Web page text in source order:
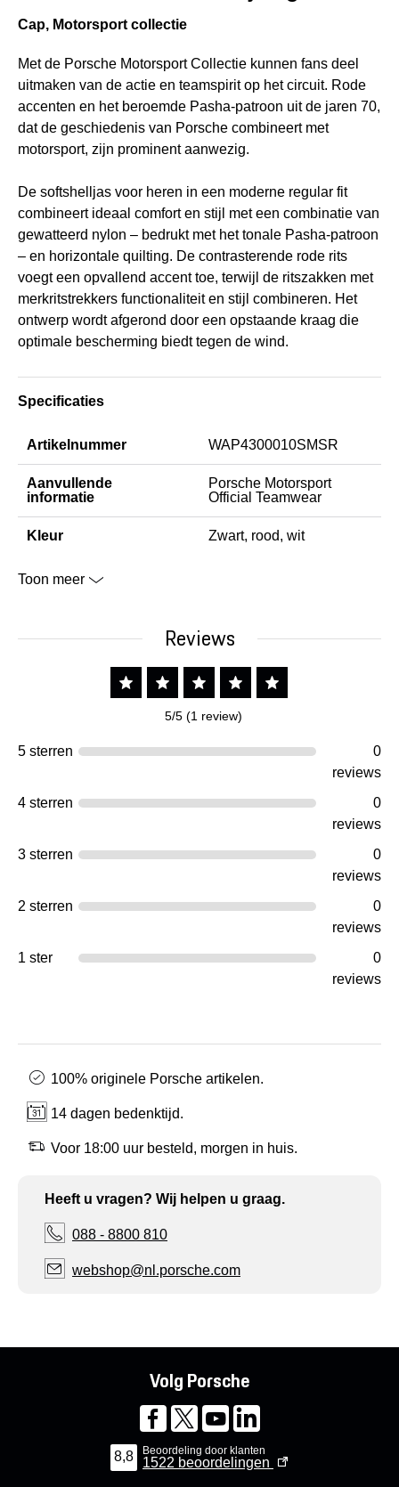
Cap, Motorsport collectie
Met de Porsche Motorsport Collectie kunnen fans deel
uitmaken van de actie en teamspirit op het circuit. Rode
accenten en het beroemde Pasha-patroon uit de jaren 70,
dat de geschiedenis van Porsche combineert met
motorsport, zijn prominent aanwezig.
De softshelljas voor heren in een moderne regular fit
combineert ideaal comfort en stijl met een combinatie van
gewatteerd nylon – bedrukt met het tonale Pasha-patroon
– en horizontale quilting. De contrasterende rode rits
voegt een opvallend accent toe, terwijl de ritszakken met
merkritstrekkers functionaliteit en stijl combineren. Het
ontwerp wordt afgerond door een opstaande kraag die
optimale bescherming biedt tegen de wind.
Specificaties
Artikelnummer WAP4300010SMSR
Aanvullende
informatie
Porsche Motorsport
Official Teamwear
Kleur Zwart, rood, wit
Toon meer
Reviews
5/5 (1 review)
5 sterren
0
reviews
4 sterren
0
reviews
3 sterren
0
reviews
2 sterren
0
reviews
1 ster
0
reviews
100% originele Porsche artikelen.
14 dagen bedenktijd.
Voor 18:00 uur besteld, morgen in huis.
Heeft u vragen? Wij helpen u graag.
088 - 8800 810
webshop@nl.porsche.com
Volg Porsche
8,8 Beoordeling door klanten
1522 beoordelingen